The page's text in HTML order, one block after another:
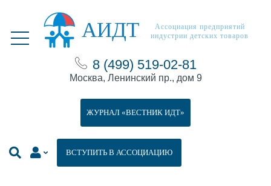
АИДТ
Ассоциация предприятий
индустрии детских товаров
8 (499) 519-02-81
Москва, Ленинский пр., дом 9
ВСТУПИТЬ В АССОЦИАЦИЮ
ЖУРНАЛ «ВЕСТНИК ИДТ»